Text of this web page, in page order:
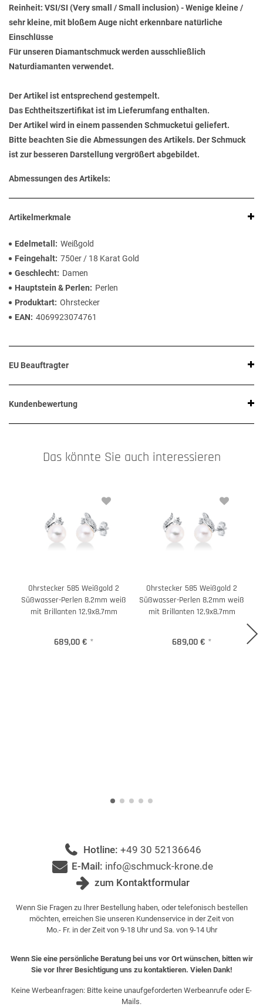
Reinheit: VSI/SI (Very small / Small inclusion) - Wenige kleine /
sehr kleine, mit bloßem Auge nicht erkennbare natürliche
Einschlüsse
Für unseren Diamantschmuck werden ausschließlich
Naturdiamanten verwendet.
Der Artikel ist entsprechend gestempelt.
Das Echtheitszertifikat ist im Lieferumfang enthalten.
Der Artikel wird in einem passenden Schmucketui geliefert.
Bitte beachten Sie die Abmessungen des Artikels. Der Schmuck
ist zur besseren Darstellung vergrößert abgebildet.
Abmessungen des Artikels:
Artikelmerkmale
Edelmetall
Weißgold
Feingehalt 750er / 18 Karat Gold
Geschlecht
Damen
Hauptstein & Perlen
Perlen
Produktart Ohrstecker
EAN
4069923074761
EU Beauftragter
Kundenbewertung
Das könnte Sie auch interessieren
Ohrstecker 585 Weißgold 2
Süßwasser-Perlen 8,2mm weiß
mit Brillanten 12,9x8,7mm
689,00 € *
Ohrstecker 585 Weißgold 2
Süßwasser-Perlen 8,2mm weiß
mit Brillanten 12,9x8,7mm
689,00 € *
Hotline: +49 30 52136646
E-Mail: info@schmuck-krone.de
zum Kontaktformular
Wenn Sie Fragen zu Ihrer Bestellung haben, oder telefonisch bestellen
möchten, erreichen Sie unseren Kundenservice in der Zeit von
Mo.- Fr. in der Zeit von 9-18 Uhr und Sa. von 9-14 Uhr
Wenn Sie eine persönliche Beratung bei uns vor Ort wünschen, bitten wir
Sie vor Ihrer Besichtigung uns zu kontaktieren. Vielen Dank!
Keine Werbeanfragen: Bitte keine unaufgeforderten Werbeanrufe oder E-
Mails.